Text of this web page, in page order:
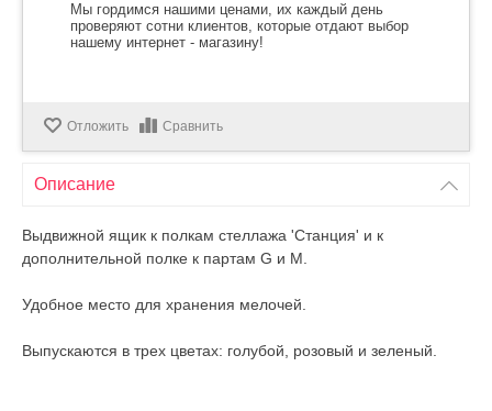
Мы гордимся нашими ценами, их каждый день
проверяют сотни клиентов, которые отдают выбор
нашему интернет - магазину!
Отложить Сравнить
Описание
Выдвижной ящик к полкам стеллажа 'Станция' и к
дополнительной полке к партам G и M.
Удобное место для хранения мелочей.
Выпускаются в трех цветах: голубой, розовый и зеленый.